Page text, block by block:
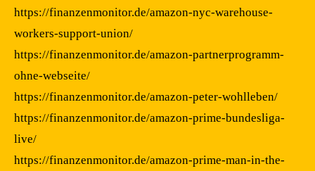
https://finanzenmonitor.de/amazon-nyc-warehouse-
workers-support-union/
https://finanzenmonitor.de/amazon-partnerprogramm-
ohne-webseite/
https://finanzenmonitor.de/amazon-peter-wohlleben/
https://finanzenmonitor.de/amazon-prime-bundesliga-
live/
https://finanzenmonitor.de/amazon-prime-man-in-the-